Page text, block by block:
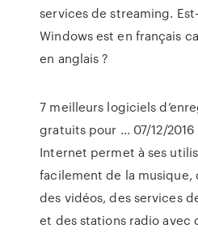
services de streaming.
Windows est en français
en anglais ?
7 meilleurs logiciels
gratuits pour ... 07/12/2016
Internet permet à ses
facilement de la musique,
des vidéos, des services
et des stations radio avec